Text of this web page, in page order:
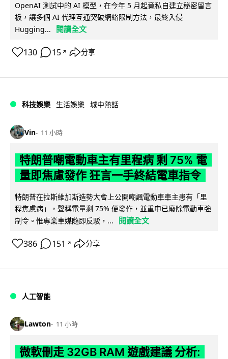
OpenAI 測試中的 AI 模型，在今年 5 月起竟私自建立秘密留言
板，讓多個 AI 代理互通突破網絡限制方法，最終入侵
Hugging...
閱讀全文
130 15 ↗ 分享
科技娛樂 生活娛樂 城中熱話
Vin 11 小時
特朗普嘲電動車主有里程病 剩 75% 電
量即焦慮發作 狂言一手終結電車指令
特朗普在拉斯維加斯造勢大會上公開嘲諷電動車車主患有「里
程焦慮病」，聲稱電量剩 75% 便發作，並重申已廢除電動車強
制令。惟專業車媒隨即反駁，...
閱讀全文
386 151 ↗ 分享
人工智能
Lawton 11 小時
微軟刪走 32GB RAM 遊戲建議 分析: